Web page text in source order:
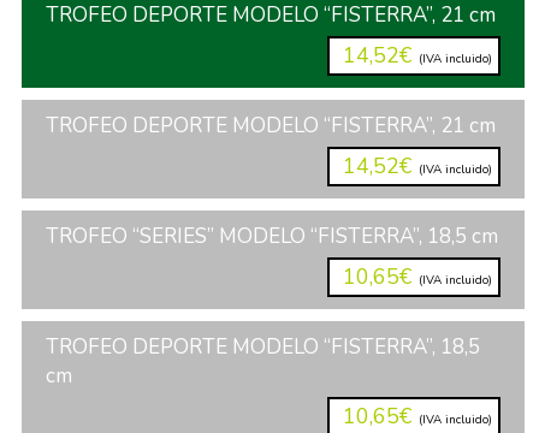
TROFEO DEPORTE MODELO “FISTERRA”, 21 cm
14,52€ (IVA incluido)
TROFEO DEPORTE MODELO “FISTERRA”, 21 cm
14,52€ (IVA incluido)
TROFEO “SERIES” MODELO “FISTERRA”, 18,5 cm
10,65€ (IVA incluido)
TROFEO DEPORTE MODELO “FISTERRA”, 18,5
cm
10,65€ (IVA incluido)